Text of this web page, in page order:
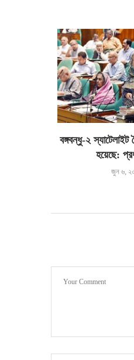
বঙ্গবন্ধু-২
হয়েছে:
জুন ৬,